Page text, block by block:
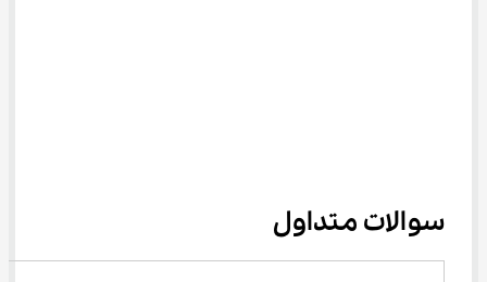
سوالات متداول